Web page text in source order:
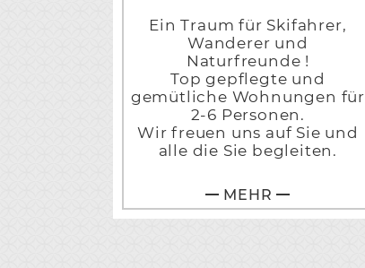
Ein Traum für Skifahrer,
Wanderer und
Naturfreunde !
Top gepflegte und
gemütliche Wohnungen für
2-6 Personen.
Wir freuen uns auf Sie und
alle die Sie begleiten.
MEHR